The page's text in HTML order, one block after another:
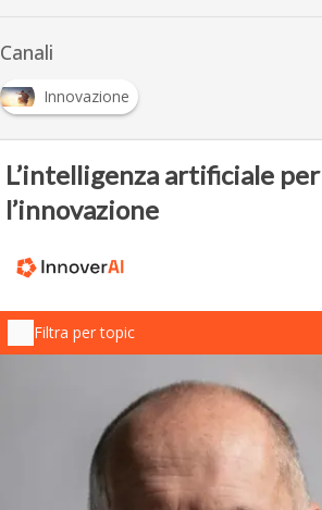
Canali
Innovazione
L’intelligenza artificiale per
l’innovazione
Filtra per topic